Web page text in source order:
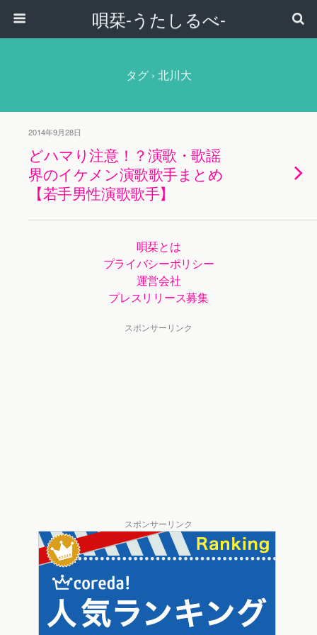
唄栞-うたしるべ-
タグ › 北川大
2014年9月28日
どハマり注意！？演歌・歌謡
界のイケメン演歌歌手まとめ
【若手男性演歌歌手】
唄栞とは
プライバシーポリシー
運営会社
プレスリリース募集
スポンサーリンク
スポンサーリンク